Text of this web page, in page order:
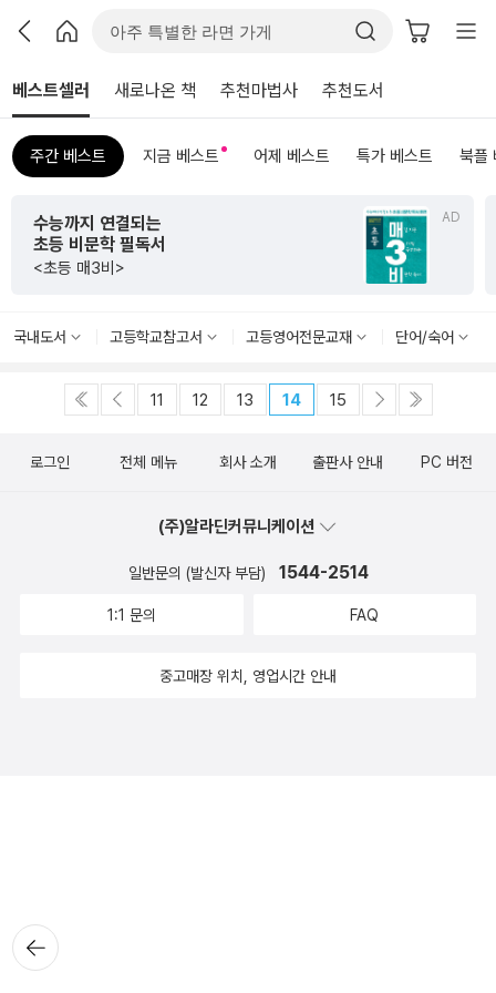
베스트셀러 새로나온 책 추천마법사 추천도서
주간 베스트 지금 베스트 어제 베스트 특가 베스트 북플
AD
수능까지 연결되는
초등 비문학 필독서
<초등 매3비>
국내도서 고등학교참고서 고등영어전문교재 단어/숙어
11 12 13 14 15
뒤로가
기
로그인 전체 메뉴 회사 소개 출판사 안내 PC 버전
(주)알라딘커뮤니케이션
일반문의 (발신자 부담) 1544-2514
1:1 문의 FAQ
중고매장 위치, 영업시간 안내